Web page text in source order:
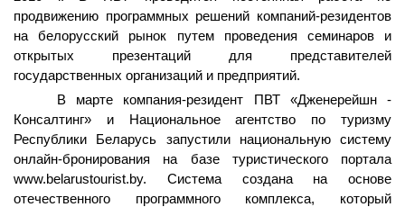
продвижению программных решений компаний-резидентов
на белорусский рынок путем проведения семинаров и
открытых презентаций для представителей
государственных организаций и предприятий.
В марте компания-резидент ПВТ «Дженерейшн -
Консалтинг» и Национальное агентство по туризму
Республики Беларусь запустили национальную систему
онлайн-бронирования на базе туристического портала
www.belarustourist.by. Система создана на основе
отечественного программного комплекса, который